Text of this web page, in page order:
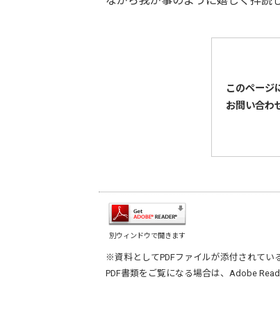
このページ
お問い合わ
別ウィンドウで開きます
※資料としてPDFファイルが添付されてい
PDF書類をご覧になる場合は、 Adobe